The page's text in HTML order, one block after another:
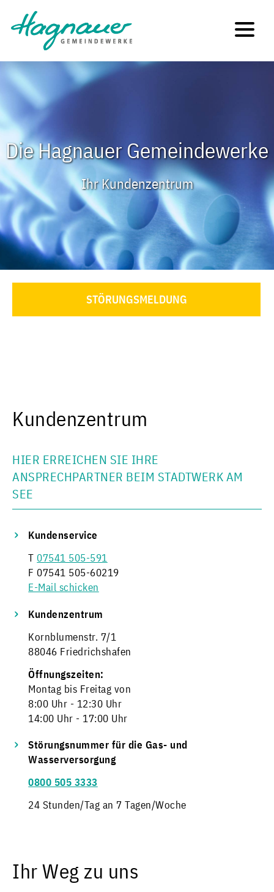
Kundenzentrum
HIER ERREICHEN SIE IHRE
ANSPRECHPARTNER BEIM STADTWERK AM
SEE
Kundenservice
T07541 505-591
F 07541 505-60219
E-Mail schicken
Kundenzentrum
Kornblumenstr. 7/1
88046 Friedrichshafen
Öffnungszeiten:
Montag bis Freitag von
8:00 Uhr - 12:30 Uhr
14:00 Uhr - 17:00 Uhr
Störungsnummer für die Gas- und
Wasserversorgung
0800 505 3333
24 Stunden/Tag an 7 Tagen/Woche
Ihr Weg zu uns
STÖRUNGSMELDUNG
Die Hagnauer Gemeindewerke
Ihr Kundenzentrum